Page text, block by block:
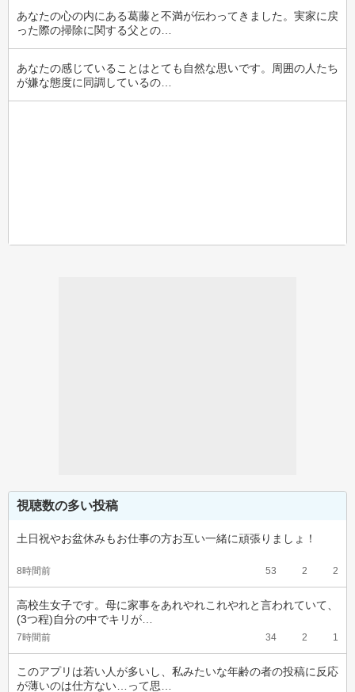
あなたの心の内にある葛藤と不満が伝わってきました。実家に戻
った際の掃除に関する父との…
あなたの感じていることはとても自然な思いです。周囲の人たち
が嫌な態度に同調しているの…
視聴数の多い投稿
土日祝やお盆休みもお仕事の方お互い一緒に頑張りましょ！
8時間前 53 2 2
高校生女子です。母に家事をあれやれこれやれと言われていて、
(3つ程)自分の中でキリが…
7時間前 34 2 1
このアプリは若い人が多いし、私みたいな年齢の者の投稿に反応
が薄いのは仕方ない…って思…